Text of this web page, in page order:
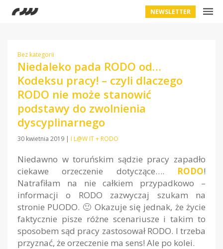
NEWSLETTER
Bez kategorii
Niedaleko pada RODO od…
Kodeksu pracy! – czyli dlaczego
RODO nie może stanowić
podstawy do zwolnienia
dyscyplinarnego
30 kwietnia 2019 | I L@W IT + RODO
Niedawno w toruńskim sądzie pracy zapadło
ciekawe orzeczenie dotyczące…. RODO!
Natrafiłam na nie całkiem przypadkowo –
informacji o RODO zazwyczaj szukam na
stronie PUODO. 🙂 Okazuje się jednak, że życie
faktycznie pisze różne scenariusze i takim to
sposobem sąd pracy zastosował RODO. I trzeba
przyznać, że orzeczenie ma sens! Ale po kolei.